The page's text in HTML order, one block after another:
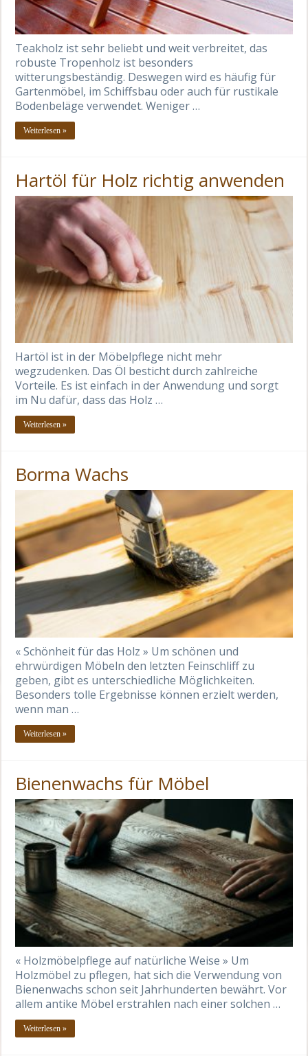
Teakholz ist sehr beliebt und weit verbreitet, das
robuste Tropenholz ist besonders
witterungsbeständig. Deswegen wird es häufig für
Gartenmöbel, im Schiffsbau oder auch für rustikale
Bodenbeläge verwendet. Weniger …
Weiterlesen »
Hartöl für Holz richtig anwenden
Hartöl ist in der Möbelpflege nicht mehr
wegzudenken. Das Öl besticht durch zahlreiche
Vorteile. Es ist einfach in der Anwendung und sorgt
im Nu dafür, dass das Holz …
Weiterlesen »
Borma Wachs
« Schönheit für das Holz » Um schönen und
ehrwürdigen Möbeln den letzten Feinschliff zu
geben, gibt es unterschiedliche Möglichkeiten.
Besonders tolle Ergebnisse können erzielt werden,
wenn man …
Weiterlesen »
Bienenwachs für Möbel
« Holzmöbelpflege auf natürliche Weise » Um
Holzmöbel zu pflegen, hat sich die Verwendung von
Bienenwachs schon seit Jahrhunderten bewährt. Vor
allem antike Möbel erstrahlen nach einer solchen …
Weiterlesen »